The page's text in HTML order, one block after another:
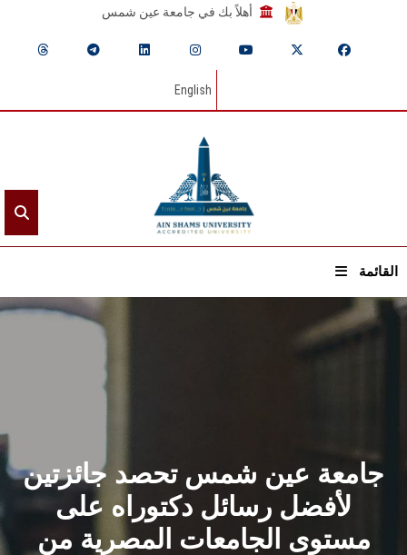
أهلاً بك في جامعة عين شمس
English
القائمة
الشئون الأكاديمية
البحث العلمي
جامعة عين شمس تحصد جائزتين
لأفضل رسائل دكتوراه على
مستوى الجامعات المصرية من